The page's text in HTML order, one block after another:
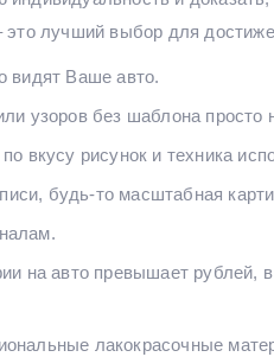
это лучший выбор для
видят Ваше авто.
узоров без шаблона просто
вкусу рисунок и техника
будь-то масштабная
на авто превышает
лакокрасочные